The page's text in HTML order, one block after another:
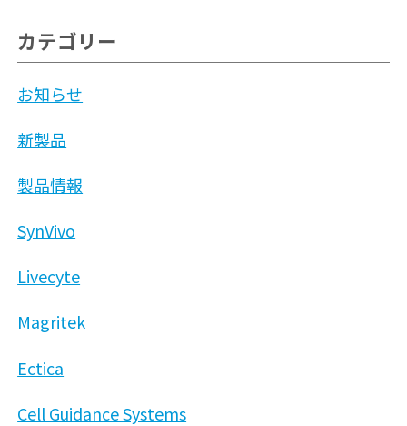
カテゴリー
お知らせ
新製品
製品情報
SynVivo
Livecyte
Magritek
Ectica
Cell Guidance Systems